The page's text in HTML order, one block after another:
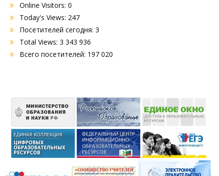
Online Visitors: 0
Today's Views: 247
Посетителей сегодня: 3
Total Views: 3 343 936
Всего посетителей: 197 020